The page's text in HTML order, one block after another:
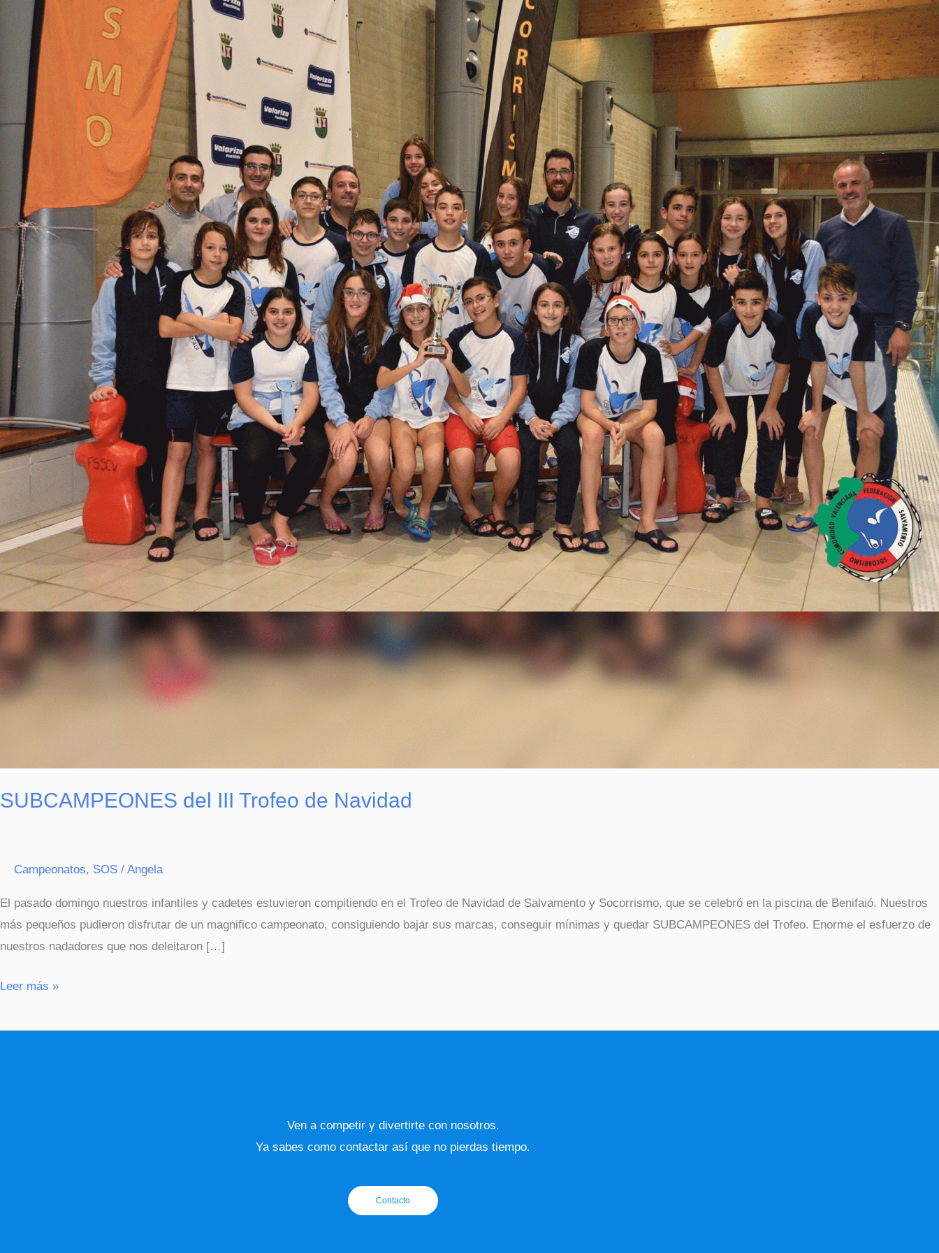
SUBCAMPEONES del III Trofeo de Navidad
Campeonatos, SOS / Angela
El pasado domingo nuestros infantiles y cadetes estuvieron compitiendo en el Trofeo de Navidad de Salvamento y Socorrismo, que se celebró en la piscina de Benifaió. Nuestros
más pequeños pudieron disfrutar de un magnifico campeonato, consiguiendo bajar sus marcas, conseguir mínimas y quedar SUBCAMPEONES del Trofeo. Enorme el esfuerzo de
nuestros nadadores que nos deleitaron […]
Leer más »
Ven a competir y divertirte con nosotros.
Ya sabes como contactar así que no pierdas tiempo.
Contacto